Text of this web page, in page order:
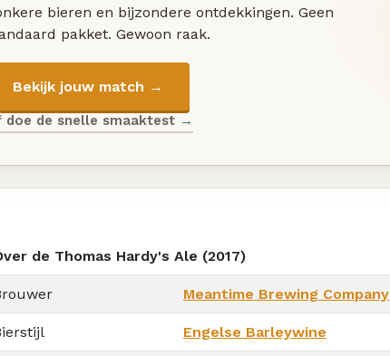
bieren en bijzondere ontdekkingen. Geen
pakket. Gewoon raak.
Bekijk jouw match →
doe de snelle smaaktest →
de Thomas Hardy's Ale (2017)
Meantime Brewing Company
Engelse Barleywine